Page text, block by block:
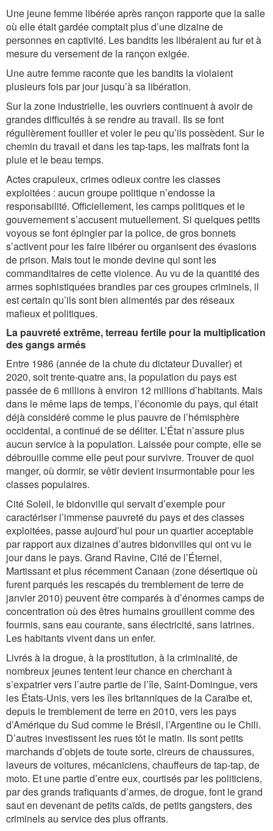
Une jeune femme libérée après rançon rapporte que la salle
où elle était gardée comptait plus d’une dizaine de
personnes en captivité. Les bandits les libéraient au fur et à
mesure du versement de la rançon exigée.
Une autre femme raconte que les bandits la violaient
plusieurs fois par jour jusqu’à sa libération.
Sur la zone industrielle, les ouvriers continuent à avoir de
grandes difficultés à se rendre au travail. Ils se font
régulièrement fouiller et voler le peu qu’ils possèdent. Sur le
chemin du travail et dans les tap-taps, les malfrats font la
pluie et le beau temps.
Actes crapuleux, crimes odieux contre les classes
exploitées : aucun groupe politique n’endosse la
responsabilité. Officiellement, les camps politiques et le
gouvernement s’accusent mutuellement. Si quelques petits
voyous se font épingler par la police, de gros bonnets
s’activent pour les faire libérer ou organisent des évasions
de prison. Mais tout le monde devine qui sont les
commanditaires de cette violence. Au vu de la quantité des
armes sophistiquées brandies par ces groupes criminels, il
est certain qu’ils sont bien alimentés par des réseaux
mafieux et politiques.
La pauvreté extrême, terreau fertile pour la multiplication
des gangs armés
Entre 1986 (année de la chute du dictateur Duvalier) et
2020, soit trente-quatre ans, la population du pays est
passée de 6 millions à environ 12 millions d’habitants. Mais
dans le même laps de temps, l’économie du pays, qui était
déjà considéré comme le plus pauvre de l’hémisphère
occidental, a continué de se déliter. L’État n’assure plus
aucun service à la population. Laissée pour compte, elle se
débrouille comme elle peut pour survivre. Trouver de quoi
manger, où dormir, se vêtir devient insurmontable pour les
classes populaires.
Cité Soleil, le bidonville qui servait d’exemple pour
caractériser l’immense pauvreté du pays et des classes
exploitées, passe aujourd’hui pour un quartier acceptable
par rapport aux dizaines d’autres bidonvilles qui ont vu le
jour dans le pays. Grand Ravine, Cité de l’Éternel,
Martissant et plus récemment Canaan (zone désertique où
furent parqués les rescapés du tremblement de terre de
janvier 2010) peuvent être comparés à d’énormes camps de
concentration où des êtres humains grouillent comme des
fourmis, sans eau courante, sans électricité, sans latrines.
Les habitants vivent dans un enfer.
Livrés à la drogue, à la prostitution, à la criminalité, de
nombreux jeunes tentent leur chance en cherchant à
s’expatrier vers l’autre partie de l’île, Saint-Domingue, vers
les États-Unis, vers les îles britanniques de la Caraïbe et,
depuis le tremblement de terre en 2010, vers les pays
d’Amérique du Sud comme le Brésil, l’Argentine ou le Chili.
D’autres investissent les rues tôt le matin. Ils sont petits
marchands d’objets de toute sorte, cireurs de chaussures,
laveurs de voitures, mécaniciens, chauffeurs de tap-tap, de
moto. Et une partie d’entre eux, courtisés par les politiciens,
par des grands trafiquants d’armes, de drogue, font le grand
saut en devenant de petits caïds, de petits gangsters, des
criminels au service des plus offrants.